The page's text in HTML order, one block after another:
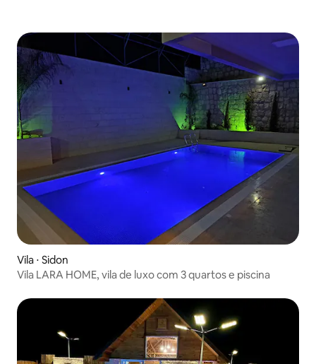
Vila ⋅ Sidon
Vila LARA HOME, vila de luxo com 3 quartos e piscina